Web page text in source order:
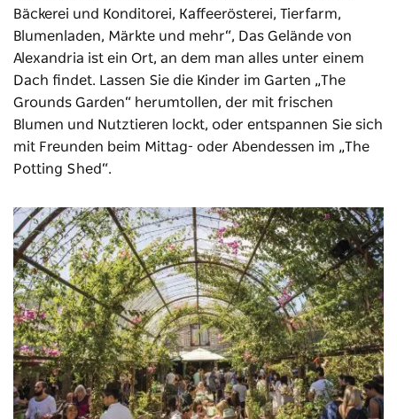
Bäckerei und Konditorei, Kaffeerösterei, Tierfarm,
Blumenladen, Märkte und mehr“, Das Gelände von
Alexandria ist ein Ort, an dem man alles unter einem
Dach findet. Lassen Sie die Kinder im Garten „The
Grounds Garden“ herumtollen, der mit frischen
Blumen und Nutztieren lockt, oder entspannen Sie sich
mit Freunden beim Mittag- oder Abendessen im „The
Potting Shed“.